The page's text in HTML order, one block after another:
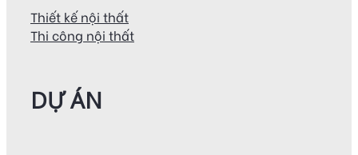
Thiết kế nội thất
Thi công nội thất
DỰ ÁN